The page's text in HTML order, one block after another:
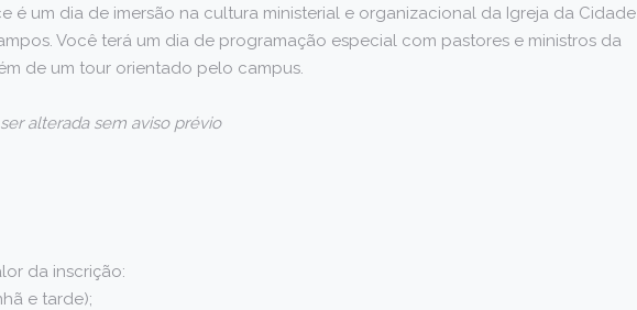
é um dia de imersão na cultura ministerial e organizacional da Igreja da Cidade
Você terá um dia de programação especial com pastores e ministros da
de um tour orientado pelo campus.
alterada sem aviso prévio
da inscrição:
e tarde);